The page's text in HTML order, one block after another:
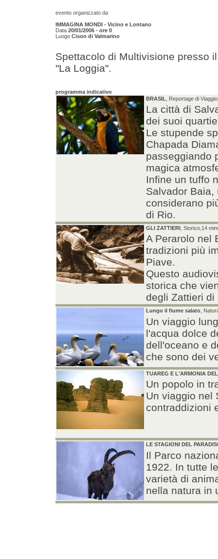
evento organizzato da
IMMAGINA MONDI - Vicino e Lontano
Data 20/01/2006 - ore 0
Luogo Cison di Valmarino
Spettacolo di Multivisione presso
"La Loggia".
programma indicativo
BRASIL , Reportage di
La città di
dei suoi
Le stupende
Chapada
passeggiando
magica
Infine un tuffo
Salvador
considerano
di Rio.
GLI ZATTIERI , Storico,14
A Perarolo nel
tradizioni più
Piave.
Questo
storica che
degli Zattieri di
Lungo il fiume salato ,
Un viaggio
l'acqua dolce
dell'oceano e
che sono dei
TUAREG E L'ARMONIA
Un popolo in
Un viaggio nel
contraddizioni
LE STAGIONI DEL
Il Parco
1922. In tutte
varietà di
nella natura in